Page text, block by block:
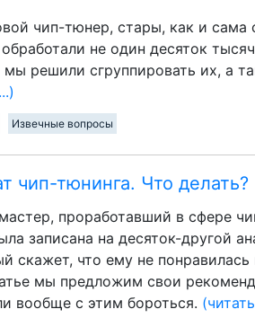
чип-тюнер, стары, как и сама
не один десяток
решили сгруппировать их, а
Извечные вопросы
чип-тюнинга. Что делать?
проработавший в сфере
записана на десяток-другой
скажет, что ему не
мы предложим свои
вообще с этим бороться.